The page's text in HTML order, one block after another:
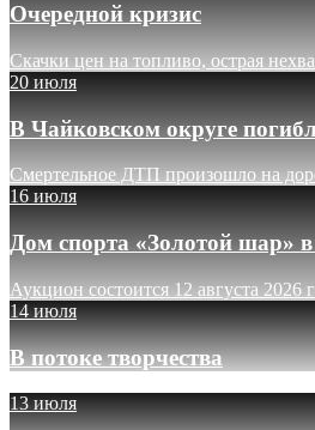
Очередной кризис
Скачки цен на топливо, острая
20 июля
В Чайковском округе
Смертельное ДТП произошло на
16 июля
Дом спорта «Золотой шар»
Аукцион состоится 12 августа 2026
14 июля
В потоке творчества
13 июля